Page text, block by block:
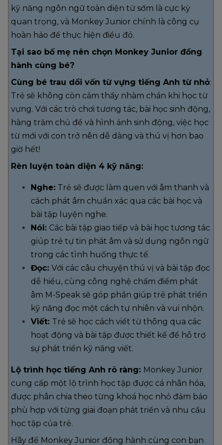
kỹ năng ngôn ngữ toàn diện từ sớm là cực kỳ
quan trọng, và Monkey Junior chính là công cụ
hoàn hảo để thực hiện điều đó.
Tại sao bố mẹ nên chọn Monkey Junior đồng
hành cùng bé?
Cùng bé trau dồi vốn từ vựng tiếng Anh từ nhỏ:
Trẻ sẽ không còn cảm thấy nhàm chán khi học từ
vựng. Với các trò chơi tương tác, bài học sinh động,
hàng trăm chủ đề và hình ảnh sinh động, việc học
từ mới với con trở nên dễ dàng và thú vị hơn bao
giờ hết!
Rèn luyện toàn diện 4 kỹ năng:
Nghe: Trẻ sẽ được làm quen với âm thanh và
cách phát âm chuẩn xác qua các bài học và
bài tập luyện nghe.
Nói: Các bài tập giao tiếp và bài học tương tác
giúp trẻ tự tin phát âm và sử dụng ngôn ngữ
trong các tình huống thực tế.
Đọc: Với các câu chuyện thú vị và bài tập đọc
dễ hiểu, cùng công nghệ chấm điểm phát
âm M-Speak sẽ góp phần giúp trẻ phát triển
kỹ năng đọc một cách tự nhiên và vui nhộn.
Viết: Trẻ sẽ học cách viết từ thông qua các
hoạt động và bài tập được thiết kế để hỗ trợ
sự phát triển kỹ năng viết.
Lộ trình học tiếng Anh rõ ràng: Monkey Junior
cung cấp một lộ trình học tập được cá nhân hóa,
được phân chia theo từng khoá học nhỏ đảm bảo
phù hợp với từng giai đoạn phát triển và nhu cầu
học tập của trẻ.
Hãy để Monkey Junior đồng hành cùng con bạn